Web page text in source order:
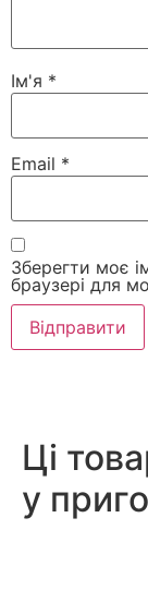
Ім'я *
Email *
Зберегти моє
браузері для
Ці
у